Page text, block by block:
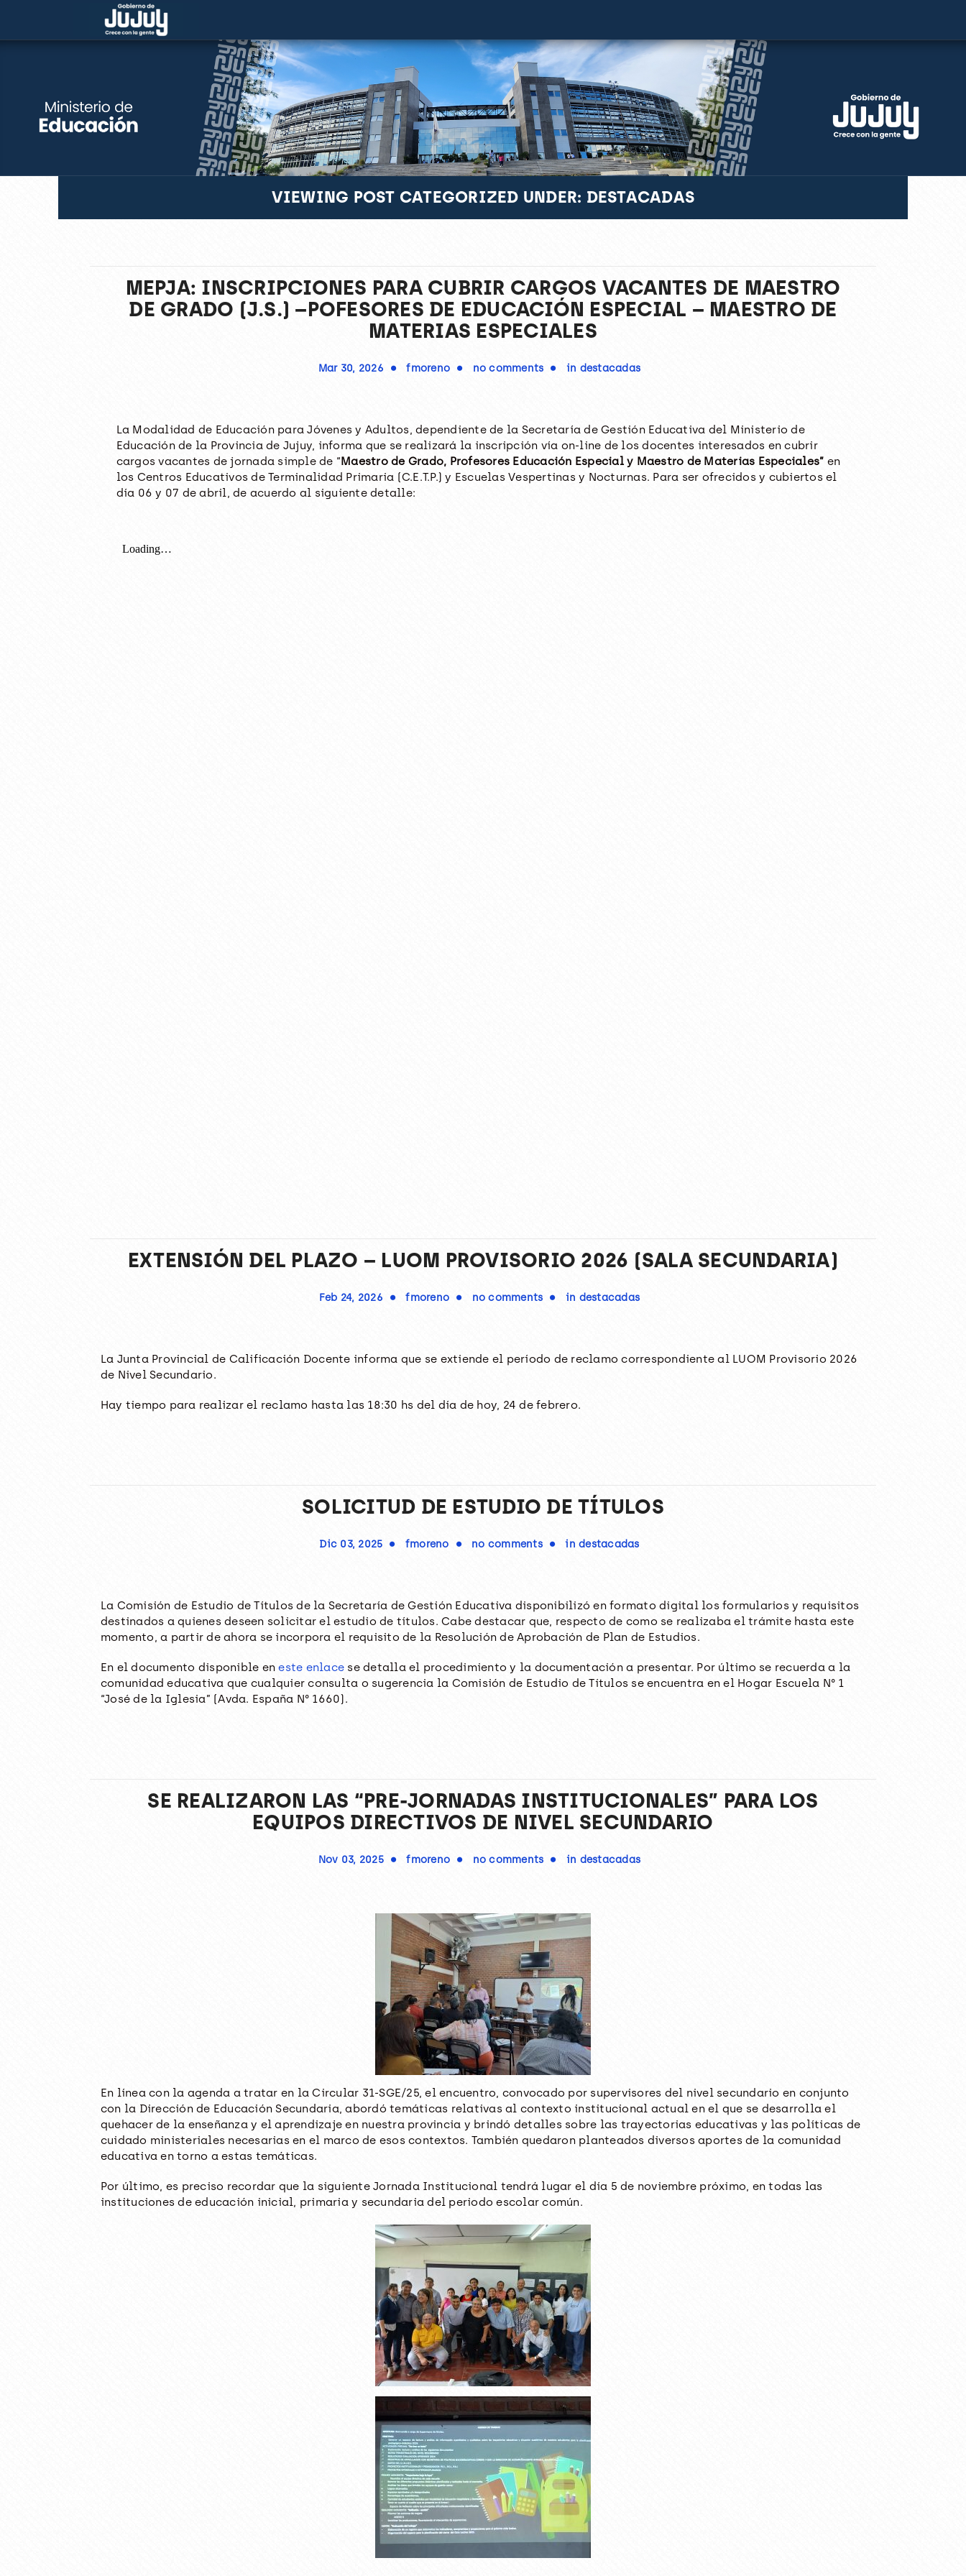
VIEWING POST CATEGORIZED UNDER: DESTACADAS
MEPJA: INSCRIPCIONES PARA CUBRIR CARGOS VACANTES DE MAESTRO
DE GRADO (J.S.) –POFESORES DE EDUCACIÓN ESPECIAL – MAESTRO DE
MATERIAS ESPECIALES
Mar 30, 2026 fmoreno no comments in destacadas
La Modalidad de Educación para Jóvenes y Adultos, dependiente de la Secretaría de Gestión Educativa del Ministerio de
Educación de la Provincia de Jujuy, informa que se realizará la inscripción vía on-line de los docentes interesados en cubrir
cargos vacantes de jornada simple de “Maestro de Grado, Profesores Educación Especial y Maestro de Materias Especiales” en
los Centros Educativos de Terminalidad Primaria (C.E.T.P.) y Escuelas Vespertinas y Nocturnas. Para ser ofrecidos y cubiertos el
día 06 y 07 de abril, de acuerdo al siguiente detalle:
EXTENSIÓN DEL PLAZO – LUOM PROVISORIO 2026 (SALA SECUNDARIA)
Feb 24, 2026 fmoreno no comments in destacadas
La Junta Provincial de Calificación Docente informa que se extiende el período de reclamo correspondiente al LUOM Provisorio 2026
de Nivel Secundario.
Hay tiempo para realizar el reclamo hasta las 18:30 hs del día de hoy, 24 de febrero.
SOLICITUD DE ESTUDIO DE TÍTULOS
Dic 03, 2025 fmoreno no comments indestacadas
La Comisión de Estudio de Títulos de la Secretaría de Gestión Educativa disponibilizó en formato digital los formularios y requisitos
destinados a quienes deseen solicitar el estudio de títulos. Cabe destacar que, respecto de como se realizaba el trámite hasta este
momento, a partir de ahora se incorpora el requisito de la Resolución de Aprobación de Plan de Estudios.
En el documento disponible eneste enlace se detalla el procedimiento y la documentación a presentar. Por último se recuerda a la
comunidad educativa que cualquier consulta o sugerencia la Comisión de Estudio de Títulos se encuentra en el Hogar Escuela N° 1
“José de la Iglesia” (Avda. España N° 1660).
SE REALIZARON LAS “PRE-JORNADAS INSTITUCIONALES” PARA LOS
EQUIPOS DIRECTIVOS DE NIVEL SECUNDARIO
Nov 03, 2025 fmoreno no comments in destacadas
En línea con la agenda a tratar en la Circular 31-SGE/25, el encuentro, convocado por supervisores del nivel secundario en conjunto
con la Dirección de Educación Secundaria, abordó temáticas relativas al contexto institucional actual en el que se desarrolla el
quehacer de la enseñanza y el aprendizaje en nuestra provincia y brindó detalles sobre las trayectorias educativas y las políticas de
cuidado ministeriales necesarias en el marco de esos contextos. También quedaron planteados diversos aportes de la comunidad
educativa en torno a estas temáticas.
Por último, es preciso recordar que la siguiente Jornada Institucional tendrá lugar el día 5 de noviembre próximo, en todas las
instituciones de educación inicial, primaria y secundaria del periodo escolar común.